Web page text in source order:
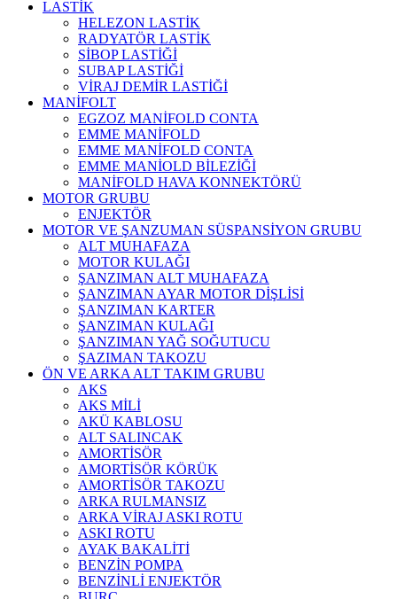
LASTİK
HELEZON LASTİK
RADYATÖR LASTİK
SİBOP LASTİĞİ
SUBAP LASTİĞİ
VİRAJ DEMİR LASTİĞİ
MANİFOLT
EGZOZ MANİFOLD CONTA
EMME MANİFOLD
EMME MANİFOLD CONTA
EMME MANİOLD BİLEZİĞİ
MANİFOLD HAVA KONNEKTÖRÜ
MOTOR GRUBU
ENJEKTÖR
MOTOR VE ŞANZUMAN SÜSPANSİYON GRUBU
ALT MUHAFAZA
MOTOR KULAĞI
ŞANZIMAN ALT MUHAFAZA
ŞANZIMAN AYAR MOTOR DİŞLİSİ
ŞANZIMAN KARTER
ŞANZIMAN KULAĞI
ŞANZIMAN YAĞ SOĞUTUCU
ŞAZIMAN TAKOZU
ÖN VE ARKA ALT TAKIM GRUBU
AKS
AKS MİLİ
AKÜ KABLOSU
ALT SALINCAK
AMORTİSÖR
AMORTİSÖR KÖRÜK
AMORTİSÖR TAKOZU
ARKA RULMANSIZ
ARKA VİRAJ ASKI ROTU
ASKI ROTU
AYAK BAKALİTİ
BENZİN POMPA
BENZİNLİ ENJEKTÖR